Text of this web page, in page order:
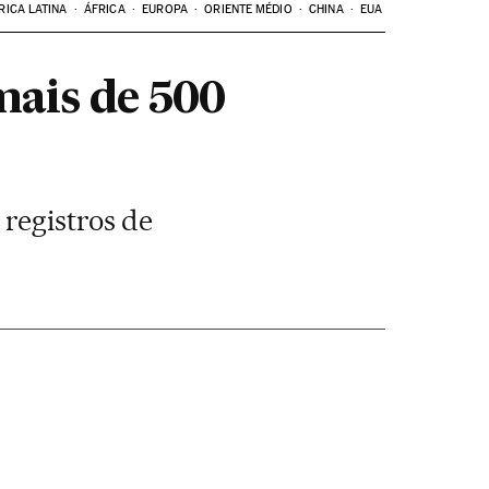
LATINA ÁFRICA EUROPA ORIENTE MÉDIO CHINA EUA
de 500
registros de